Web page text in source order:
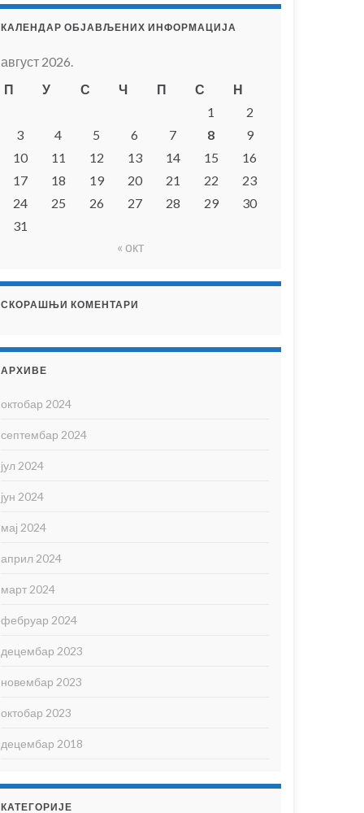
КАЛЕНДАР ОБЈАВЉЕНИХ ИНФОРМАЦИЈА
август 2026.
П
У С Ч П С
Н
1
2
3
4 5 6 7 8
9
10
11 12 13 14 15
16
17
18 19 20 21 22
23
24
25 26 27 28 29
30
31
« окт
СКОРАШЊИ КОМЕНТАРИ
АРХИВЕ
октобар 2024
септембар 2024
јул 2024
јун 2024
мај 2024
април 2024
март 2024
фебруар 2024
децембар 2023
новембар 2023
октобар 2023
децембар 2018
КАТЕГОРИЈЕ